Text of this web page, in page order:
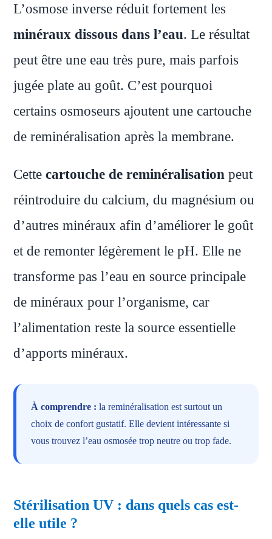
L’osmose inverse réduit fortement les
minéraux dissous dans l’eau. Le résultat
peut être une eau très pure, mais parfois
jugée plate au goût. C’est pourquoi
certains osmoseurs ajoutent une cartouche
de reminéralisation après la membrane.
Cette cartouche de reminéralisation peut
réintroduire du calcium, du magnésium ou
d’autres minéraux afin d’améliorer le goût
et de remonter légèrement le pH. Elle ne
transforme pas l’eau en source principale
de minéraux pour l’organisme, car
l’alimentation reste la source essentielle
d’apports minéraux.
À comprendre : la reminéralisation est surtout un
choix de confort gustatif. Elle devient intéressante si
vous trouvez l’eau osmosée trop neutre ou trop fade.
Stérilisation UV : dans quels cas est-
elle utile ?